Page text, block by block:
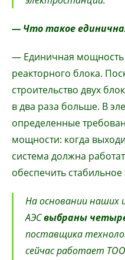
— Что такое
— Единичная мощность
реакторного блока.
строительство двух
в два раза больше. В
определенные
мощности: когда
система должна
обеспечить
На основании наших
АЭСвыбраны
поставщика
сейчас работает